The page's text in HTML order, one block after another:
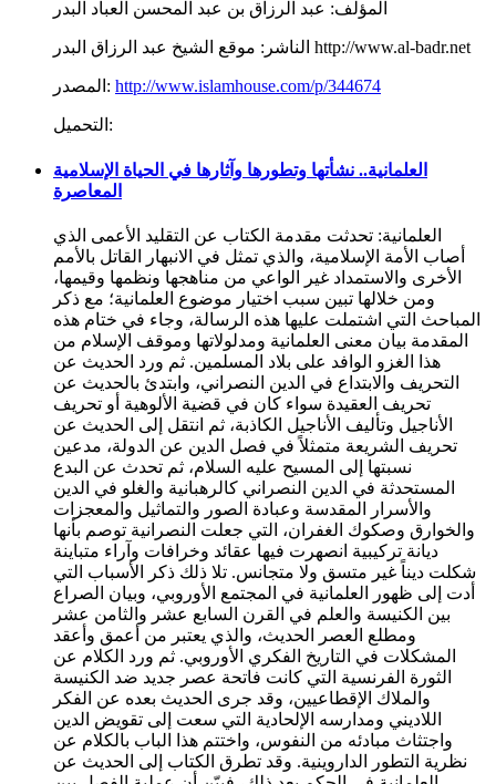
المؤلف: عبد الرزاق بن عبد المحسن العباد البدر
الناشر: موقع الشيخ عبد الرزاق البدر http://www.al-badr.net
المصدر: http://www.islamhouse.com/p/344674
التحميل:
العلمانية.. نشأتها وتطورها وآثارها في الحياة الإسلامية
المعاصرة
العلمانية: تحدثت مقدمة الكتاب عن التقليد الأعمى الذي
أصاب الأمة الإسلامية، والذي تمثل في الانبهار القاتل بالأمم
الأخرى والاستمداد غير الواعي من مناهجها ونظمها وقيمها،
ومن خلالها تبين سبب اختيار موضوع العلمانية؛ مع ذكر
المباحث التي اشتملت عليها هذه الرسالة، وجاء في ختام هذه
المقدمة بيان معنى العلمانية ومدلولاتها وموقف الإسلام من
هذا الغزو الوافد على بلاد المسلمين. ثم ورد الحديث عن
التحريف والابتداع في الدين النصراني، وابتدئ بالحديث عن
تحريف العقيدة سواء كان في قضية الألوهية أو تحريف
الأناجيل وتأليف الأناجيل الكاذبة، ثم انتقل إلى الحديث عن
تحريف الشريعة متمثلاً في فصل الدين عن الدولة، مدعين
نسبتها إلى المسيح عليه السلام، ثم تحدث عن البدع
المستحدثة في الدين النصراني كالرهبانية والغلو في الدين
والأسرار المقدسة وعبادة الصور والتماثيل والمعجزات
والخوارق وصكوك الغفران، التي جعلت النصرانية توصم بأنها
ديانة تركيبية انصهرت فيها عقائد وخرافات وآراء متباينة
شكلت ديناً غير متسق ولا متجانس. تلا ذلك ذكر الأسباب التي
أدت إلى ظهور العلمانية في المجتمع الأوروبي، وبيان الصراع
بين الكنيسة والعلم في القرن السابع عشر والثامن عشر
ومطلع العصر الحديث، والذي يعتبر من أعمق وأعقد
المشكلات في التاريخ الفكري الأوروبي. ثم ورد الكلام عن
الثورة الفرنسية التي كانت فاتحة عصر جديد ضد الكنيسة
والملاك الإقطاعيين، وقد جرى الحديث بعده عن الفكر
اللاديني ومدارسه الإلحادية التي سعت إلى تقويض الدين
واجتثاث مبادئه من النفوس، واختتم هذا الباب بالكلام عن
نظرية التطور الداروينية. وقد تطرق الكتاب إلى الحديث عن